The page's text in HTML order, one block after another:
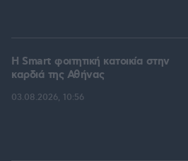
Η Smart φοιτητική κατοικία στην
καρδιά της Αθήνας
03.08.2026, 10:56